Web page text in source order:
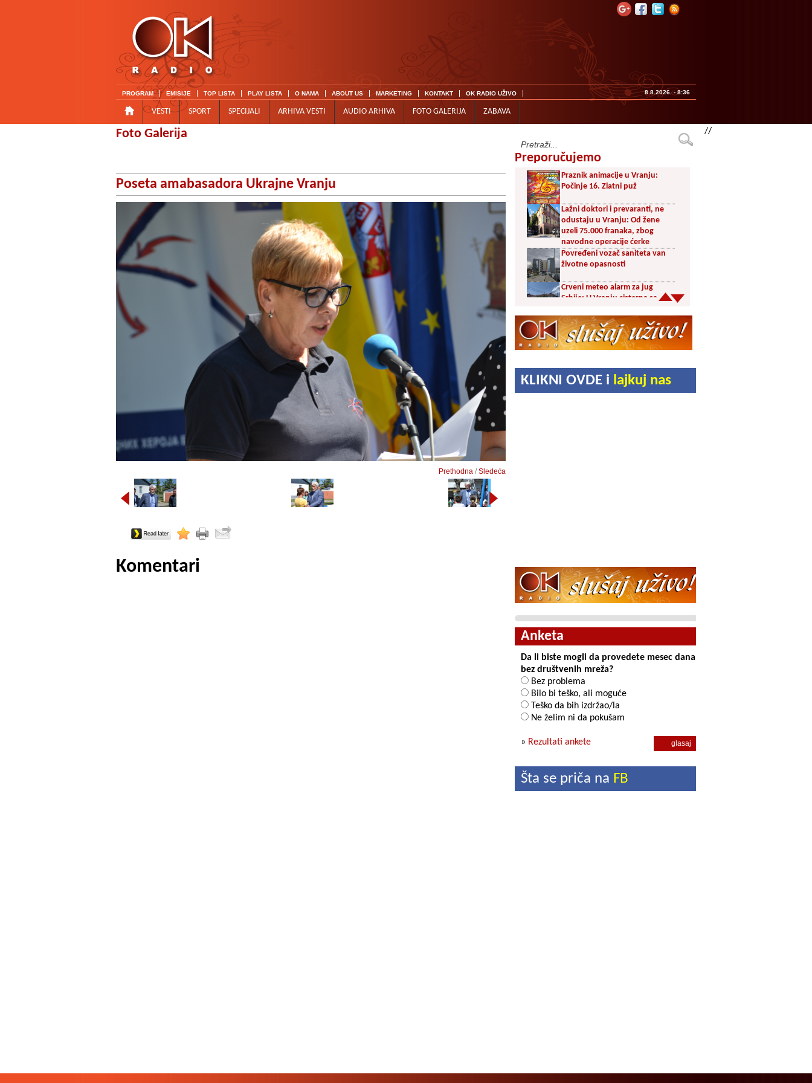
PROGRAM EMISIJE TOP LISTA PLAY LISTA O NAMA ABOUT US MARKETING KONTAKT OK RADIO UŽIVO 8.8.2026. - 8:36
VESTI SPORT SPECIJALI ARHIVA VESTI AUDIO ARHIVA FOTO GALERIJA ZABAVA
Foto Galerija
Poseta amabasadora Ukrajne Vranju
Prethodna /Sledeća
Komentari
Preporučujemo
Praznik animacije u Vranju:
Počinje 16. Zlatni puž
Lažni doktori i prevaranti, ne
odustaju u Vranju: Od žene
uzeli 75.000 franaka, zbog
navodne operacije ćerke
Povređeni vozač saniteta van
životne opasnosti
Crveni meteo alarm za jug
Srbije: U Vranju cisterna sa
Šesnaest orkestara u trci za
prestižne nagrade 65.
Dragačevskog sabora trubača:
Akcija dobrovoljnog davanja
krvi PU Vranje na Besnoj Kobili
KLIKNI OVDE i lajkuj nas
Anketa
Da li biste mogli da provedete mesec dana
bez društvenih mreža?
Bez problema
Bilo bi teško, ali moguće
Teško da bih izdržao/la
Ne želim ni da pokušam
» Rezultati ankete
Šta se priča na FB
//